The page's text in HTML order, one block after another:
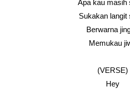
Apa kau masih
Sukakan langit
Berwarna
Memukau
(VERSE)
Hey